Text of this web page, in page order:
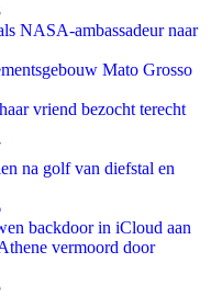
NASA-ambassadeur naar
Mato Grosso
vriend bezocht terecht
na golf van diefstal en
backdoor in iCloud aan
vermoord door